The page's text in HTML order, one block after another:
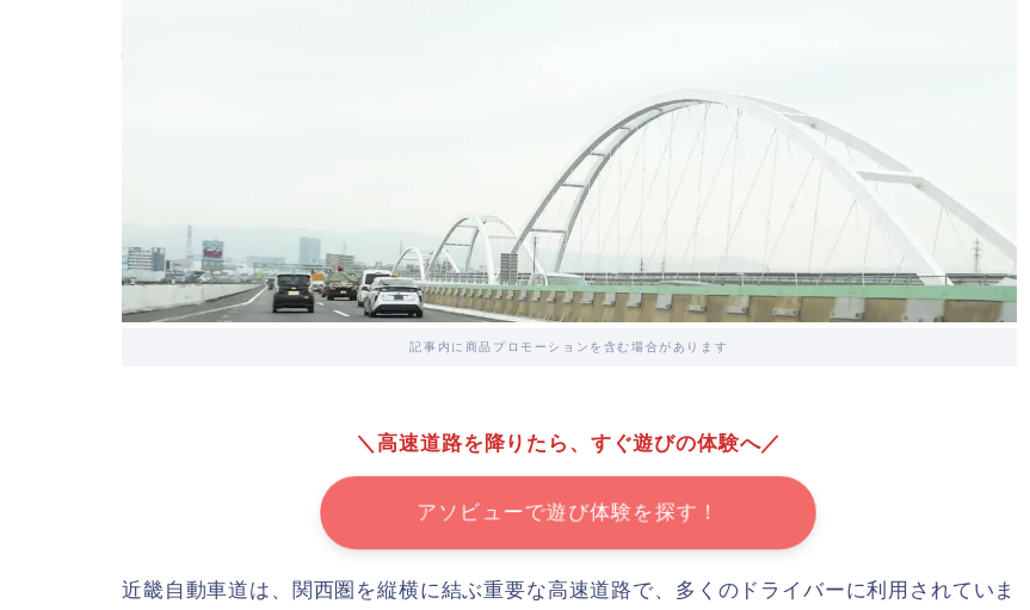
記事内に商品プロモーションを含む場合があります
＼高速道路を降りたら、すぐ遊びの体験へ／
アソビューで遊び体験を探す！
近畿自動車道は、関西圏を縦横に結ぶ重要な高速道路で、多くのドライバーに利用されていま